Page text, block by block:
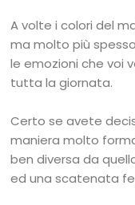
A volte i colori del
ma molto più
le emozioni che voi
tutta la giornata.
Certo se avete
maniera molto
ben diversa da
ed una scatenata